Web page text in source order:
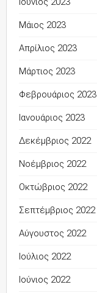
Μάιος 2023
Απρίλιος 2023
Μάρτιος 2023
Φεβρουάριος 2023
Ιανουάριος 2023
Δεκέμβριος 2022
Νοέμβριος 2022
Οκτώβριος 2022
Σεπτέμβριος 2022
Αύγουστος 2022
Ιούλιος 2022
Ιούνιος 2022